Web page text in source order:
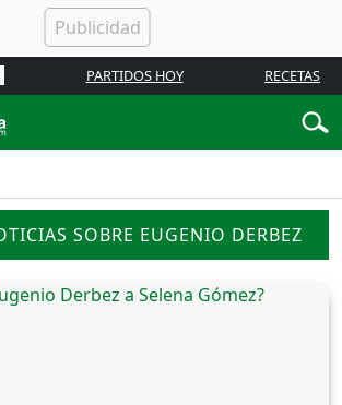
PARTIDOS HOY RECETAS
SOBRE EUGENIO DERBEZ